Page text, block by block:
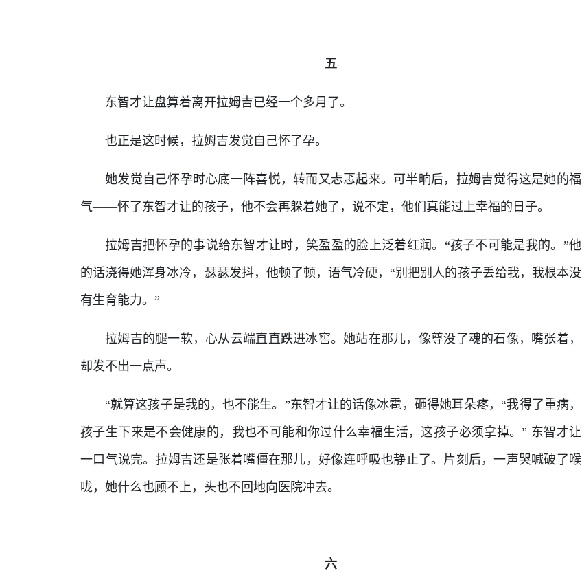
五
东智才让盘算着离开拉姆吉已经一个多月了。
也正是这时候，拉姆吉发觉自己怀了孕。
她发觉自己怀孕时心底一阵喜悦，转而又忐忑起来。可半晌后，拉姆吉觉得这是她的福
气——怀了东智才让的孩子，他不会再躲着她了，说不定，他们真能过上幸福的日子。
拉姆吉把怀孕的事说给东智才让时，笑盈盈的脸上泛着红润。“孩子不可能是我的。”他
的话浇得她浑身冰冷，瑟瑟发抖，他顿了顿，语气冷硬，“别把别人的孩子丢给我，我根本没
有生育能力。”
拉姆吉的腿一软，心从云端直直跌进冰窖。她站在那儿，像尊没了魂的石像，嘴张着，
却发不出一点声。
“就算这孩子是我的，也不能生。”东智才让的话像冰雹，砸得她耳朵疼，“我得了重病，
孩子生下来是不会健康的，我也不可能和你过什么幸福生活，这孩子必须拿掉。” 东智才让
一口气说完。拉姆吉还是张着嘴僵在那儿，好像连呼吸也静止了。片刻后，一声哭喊破了喉
咙，她什么也顾不上，头也不回地向医院冲去。
六